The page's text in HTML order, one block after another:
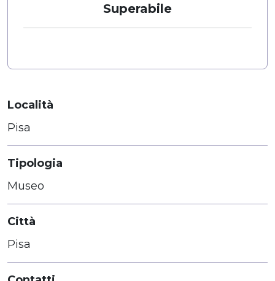
Superabile
Località
Pisa
Tipologia
Museo
Città
Pisa